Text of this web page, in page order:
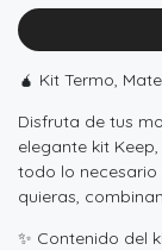
🧉 Kit Termo,
Disfruta de tus
elegante kit
todo lo
quieras,
✨ Contenido del